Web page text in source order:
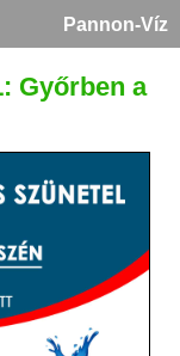
Pannon-Víz
Győrben a